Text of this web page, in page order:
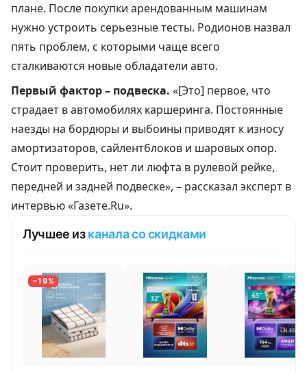
плане. После покупки арендованным машинам
нужно устроить серьезные тесты. Родионов назвал
пять проблем, с которыми чаще всего
сталкиваются новые обладатели авто.
Первый фактор – подвеска. «[Это] первое, что
страдает в автомобилях каршеринга. Постоянные
наезды на бордюры и выбоины приводят к износу
амортизаторов, сайлентблоков и шаровых опор.
Стоит проверить, нет ли люфта в рулевой рейке,
передней и задней подвеске», – рассказал эксперт в
интервью «Газете.Ru».
Лучшее изканала со скидками
−19%